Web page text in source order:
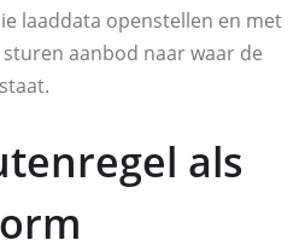
laaddata openstellen en met
aanbod naar waar de
als